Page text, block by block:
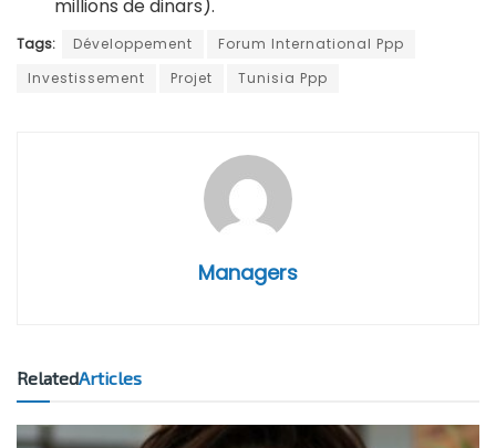
millions de dinars).
Tags: Développement
Forum International Ppp
Investissement
Projet Tunisia Ppp
Managers
RelatedArticles